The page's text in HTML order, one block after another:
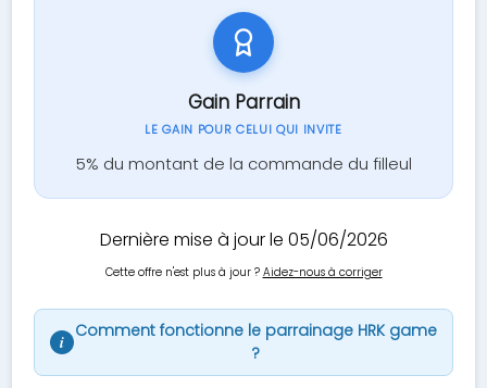
Gain Parrain
LE GAIN POUR CELUI QUI INVITE
5% du montant de la commande du filleul
Dernière mise à jour le 05/06/2026
Cette offre n'est plus à jour ? Aidez-nous à corriger
i
Comment fonctionne le parrainage HRK game
?